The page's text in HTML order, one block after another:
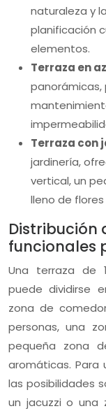
naturaleza y
planificación
elementos.
Terraza en
panorámicas,
Terraza con
jardinería,
vertical, un
lleno de
Distribución
funcionales
Una terraza de
puede dividirse
zona de
personas, una
pequeña zona
aromáticas. Para
las posibilidades
un jacuzzi o una